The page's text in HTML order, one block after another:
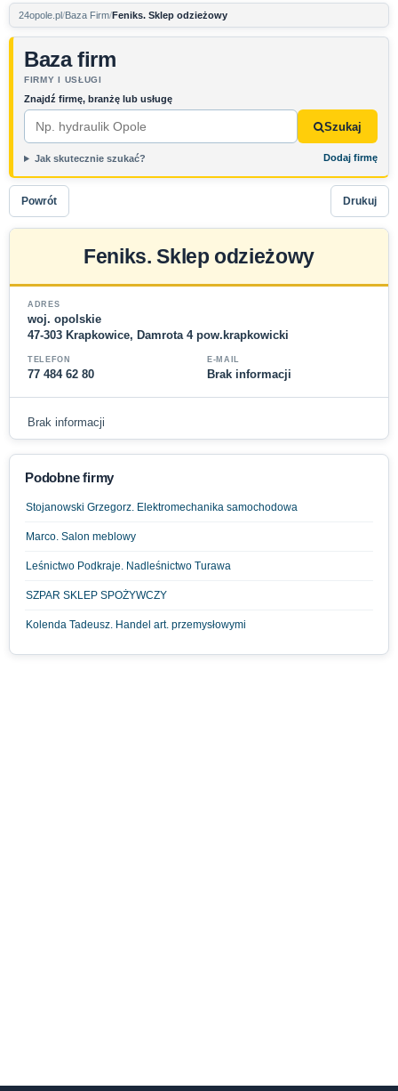
24opole.pl Baza Firm Feniks. Sklep odzieżowy
Baza firm
FIRMY I USŁUGI
Znajdź firmę, branżę lub usługę
Szukaj
Jak skutecznie szukać? Dodaj firmę
Powrót Drukuj
Feniks. Sklep odzieżowy
ADRES
woj. opolskie
47-303 Krapkowice, Damrota 4 pow.krapkowicki
TELEFON
77 484 62 80
E-MAIL
Brak informacji
Brak informacji
Podobne firmy
Stojanowski Grzegorz. Elektromechanika samochodowa
Marco. Salon meblowy
Leśnictwo Podkraje. Nadleśnictwo Turawa
SZPAR SKLEP SPOŻYWCZY
Kolenda Tadeusz. Handel art. przemysłowymi